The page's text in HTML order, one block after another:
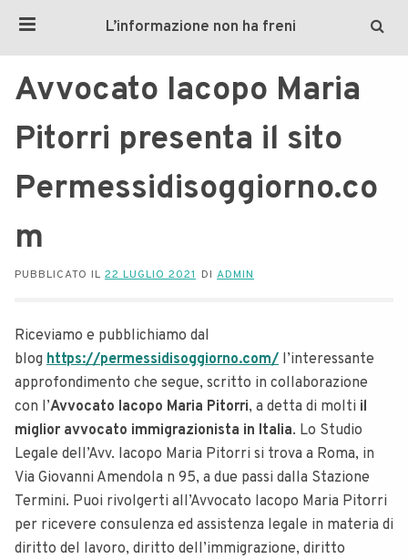
L’informazione non ha freni
Avvocato Iacopo Maria
Pitorri presenta il sito
Permessidisoggiorno.co
m
PUBBLICATO IL 22 LUGLIO 2021 DI ADMIN
Riceviamo e pubblichiamo dal
blog https://permessidisoggiorno.com/ l’interessante
approfondimento che segue, scritto in collaborazione
con l’Avvocato Iacopo Maria Pitorri, a detta di molti il
miglior avvocato immigrazionista in Italia. Lo Studio
Legale dell’Avv. Iacopo Maria Pitorri si trova a Roma, in
Via Giovanni Amendola n 95, a due passi dalla Stazione
Termini. Puoi rivolgerti all’Avvocato Iacopo Maria Pitorri
per ricevere consulenza ed assistenza legale in materia di
diritto del lavoro, diritto dell’immigrazione, diritto